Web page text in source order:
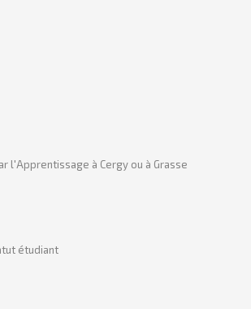
l'Apprentissage à Cergy ou à Grasse
étudiant